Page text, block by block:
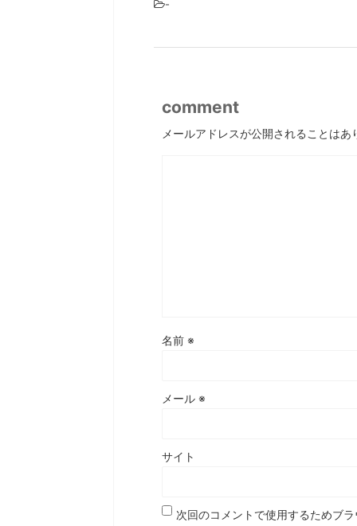
-
comment
メールアドレスが公開されることはあ
名前 ※
メール ※
サイト
次回のコメントで使用するためブ